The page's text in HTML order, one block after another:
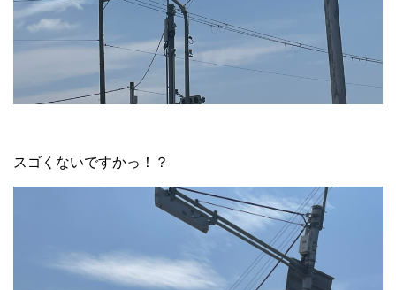
スゴくないですかっ！？